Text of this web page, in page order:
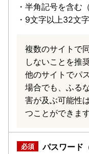
・半角記号を含む
・9文字以上32文
複数のサイトで
しないことを推
他のサイトでパ
場合でも、ふる
害が及ぶ可能性
つことができます
パスワード